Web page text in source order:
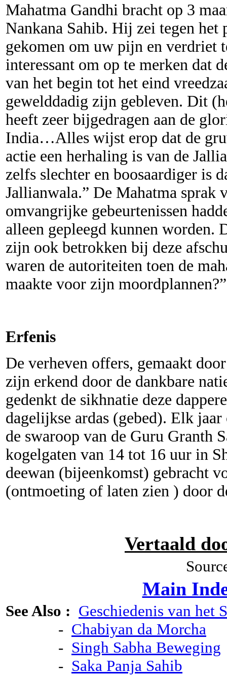
Mahatma Gandhi bracht op 3
Nankana Sahib. Hij zei tegen het
gekomen om uw pijn en verdriet
interessant om op te merken dat
van het begin tot het eind
gewelddadig zijn gebleven. Dit
heeft zeer bijgedragen aan de
India…Alles wijst erop dat de
actie een herhaling is van de
zelfs slechter en boosaardiger is
Jallianwala.” De Mahatma sprak
omvangrijke gebeurtenissen
alleen gepleegd kunnen worden.
zijn ook betrokken bij deze
waren de autoriteiten toen de
maakte voor zijn moordplannen?”
Erfenis
De verheven offers, gemaakt
zijn erkend door de dankbare
gedenkt de sikhnatie deze
dagelijkse ardas (gebed). Elk
de swaroop van de Guru Granth
kogelgaten van 14 tot 16 uur in
deewan (bijeenkomst) gebracht
(ontmoeting of laten zien ) door
Vertaald
Main
See Also : Geschiedenis van het
- Chabiyan da Morcha
- Singh Sabha Beweging
- Saka Panja Sahib